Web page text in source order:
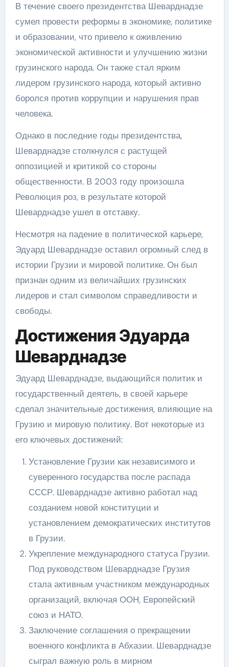
В течение своего президентства Шеварднадзе
сумел провести реформы в экономике, политике
и образовании, что привело к оживлению
экономической активности и улучшению жизни
грузинского народа. Он также стал ярким
лидером грузинского народа, который активно
боролся против коррупции и нарушения прав
человека.
Однако в последние годы президентства,
Шеварднадзе столкнулся с растущей
оппозицией и критикой со стороны
общественности. В 2003 году произошла
Революция роз, в результате которой
Шеварднадзе ушел в отставку.
Несмотря на падение в политической карьере,
Эдуард Шеварднадзе оставил огромный след в
истории Грузии и мировой политике. Он был
признан одним из величайших грузинских
лидеров и стал символом справедливости и
свободы.
Достижения Эдуарда
Шеварднадзе
Эдуард Шеварднадзе, выдающийся политик и
государственный деятель, в своей карьере
сделал значительные достижения, влияющие на
Грузию и мировую политику. Вот некоторые из
его ключевых достижений:
Установление Грузии как независимого и
суверенного государства после распада
СССР. Шеварднадзе активно работал над
созданием новой конституции и
установлением демократических институтов
в Грузии.
Укрепление международного статуса Грузии.
Под руководством Шеварднадзе Грузия
стала активным участником международных
организаций, включая ООН, Европейский
союз и НАТО.
Заключение соглашения о прекращении
военного конфликта в Абхазии. Шеварднадзе
сыграл важную роль в мирном